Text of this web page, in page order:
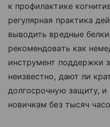
к профилактике
регулярная практика
выводить вредные
рекомендовать как
инструмент поддержки
неизвестно, дают ли
долгосрочную защиту,
новичкам без тысяч